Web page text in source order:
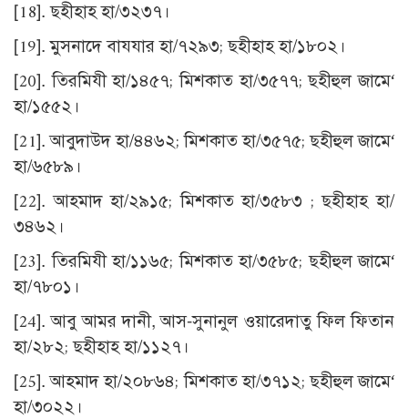
[18]. ছহীহাহ হা/৩২৩৭।
[19]. মুসনাদে বাযযার হা/৭২৯৩; ছহীহাহ হা/১৮০২।
[20]. তিরমিযী হা/১৪৫৭; মিশকাত হা/৩৫৭৭; ছহীহুল জামে‘
হা/১৫৫২।
[21]. আবুদাউদ হা/৪৪৬২; মিশকাত হা/৩৫৭৫; ছহীহুল জামে‘
হা/৬৫৮৯।
[22]. আহমাদ হা/২৯১৫; মিশকাত হা/৩৫৮৩ ; ছহীহাহ হা/
৩৪৬২।
[23]. তিরমিযী হা/১১৬৫; মিশকাত হা/৩৫৮৫; ছহীহুল জামে‘
হা/৭৮০১।
[24]. আবু আমর দানী, আস-সুনানুল ওয়ারেদাতু ফিল ফিতান
হা/২৮২; ছহীহাহ হা/১১২৭।
[25]. আহমাদ হা/২০৮৬৪; মিশকাত হা/৩৭১২; ছহীহুল জামে‘
হা/৩০২২।